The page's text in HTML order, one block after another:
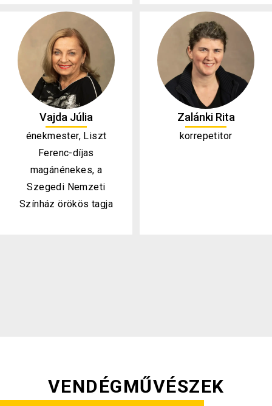
Vajda Júlia
énekmester, Liszt
Ferenc-díjas
magánénekes, a
Szegedi Nemzeti
Színház örökös tagja
Zalánki Rita
korrepetitor
VENDÉGMŰVÉSZEK